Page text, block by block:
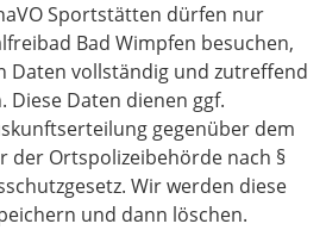
Sportstätten dürfen nur
Bad Wimpfen besuchen,
Daten vollständig und zutreffend
Diese Daten dienen ggf.
gegenüber dem
der Ortspolizeibehörde nach §
Wir werden diese
und dann löschen.